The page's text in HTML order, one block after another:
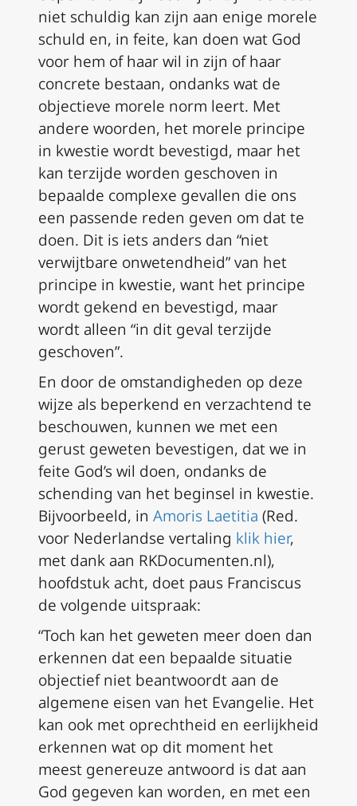
niet schuldig kan zijn aan enige morele
schuld en, in feite, kan doen wat God
voor hem of haar wil in zijn of haar
concrete bestaan, ondanks wat de
objectieve morele norm leert. Met
andere woorden, het morele principe
in kwestie wordt bevestigd, maar het
kan terzijde worden geschoven in
bepaalde complexe gevallen die ons
een passende reden geven om dat te
doen. Dit is iets anders dan “niet
verwijtbare onwetendheid” van het
principe in kwestie, want het principe
wordt gekend en bevestigd, maar
wordt alleen “in dit geval terzijde
geschoven”.
En door de omstandigheden op deze
wijze als beperkend en verzachtend te
beschouwen, kunnen we met een
gerust geweten bevestigen, dat we in
feite God’s wil doen, ondanks de
schending van het beginsel in kwestie.
Bijvoorbeeld, in Amoris Laetitia (Red.
voor Nederlandse vertaling klik hier,
met dank aan RKDocumenten.nl),
hoofdstuk acht, doet paus Franciscus
de volgende uitspraak:
“Toch kan het geweten meer doen dan
erkennen dat een bepaalde situatie
objectief niet beantwoordt aan de
algemene eisen van het Evangelie. Het
kan ook met oprechtheid en eerlijkheid
erkennen wat op dit moment het
meest genereuze antwoord is dat aan
God gegeven kan worden, en met een